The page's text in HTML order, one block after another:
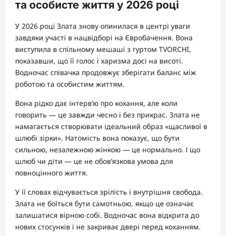
та особисте життя у 2026 році
У 2026 році Злата знову опинилася в центрі уваги
завдяки участі в нацвідборі на Євробачення. Вона
виступила в спільному мешаші з гуртом TVORCHI,
показавши, що її голос і харизма досі на висоті.
Водночас співачка продовжує зберігати баланс між
роботою та особистим життям.
Вона рідко дає інтерв’ю про кохання, але коли
говорить — це завжди чесно і без прикрас. Злата не
намагається створювати ідеальний образ «щасливої в
шлюбі зірки». Натомість вона показує, що бути
сильною, незалежною жінкою — це нормально. І що
шлюб чи діти — це не обов’язкова умова для
повноцінного життя.
У її словах відчувається зрілість і внутрішня свобода.
Злата не боїться бути самотньою, якщо це означає
залишатися вірною собі. Водночас вона відкрита до
нових стосунків і не закриває двері перед коханням.